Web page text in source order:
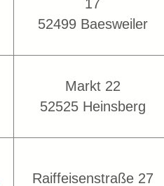
17
52499 Baesweiler
Markt 22
52525 Heinsberg
Raiffeisenstraße 27